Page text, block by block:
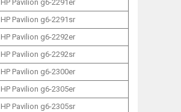
HP Pavilion g6-2291er
HP Pavilion g6-2291sr
HP Pavilion g6-2292er
HP Pavilion g6-2292sr
HP Pavilion g6-2300er
HP Pavilion g6-2305er
HP Pavilion g6-2305sr